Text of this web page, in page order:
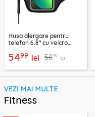
Husa alergare pentru
telefon 6.8" cu velcro
5499 lei 5899 lei
VEZI MAI MULTE
Fitness